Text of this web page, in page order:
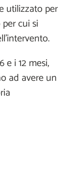
utilizzato per
cui si
e i 12 mesi,
ad avere un